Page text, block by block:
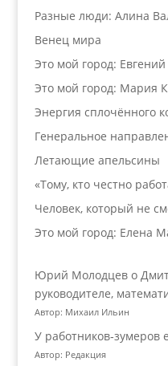
Разные люди: Алина
Венец мира
Это мой город:
Это мой город: Мария
Энергия сплочённого
Генеральное
Летающие апельсины
«Тому, кто честно
Человек, который не
Это мой город: Елена
Юрий Молодцев о
руководителе,
Автор: Михаил Ильин
У работников‑зумеров
Автор: Редакция